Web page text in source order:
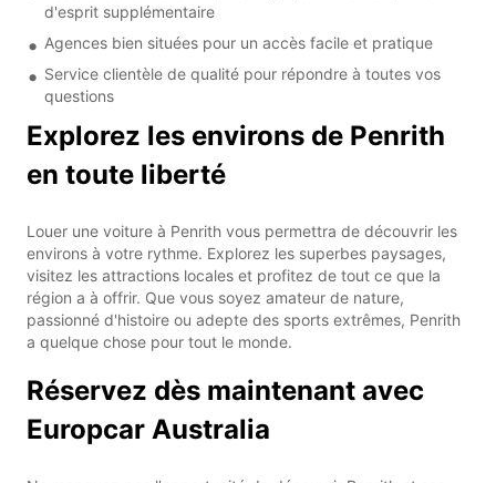
d'esprit supplémentaire
Agences bien situées pour un accès facile et pratique
Service clientèle de qualité pour répondre à toutes vos
questions
Explorez les environs de Penrith
en toute liberté
Louer une voiture à Penrith vous permettra de découvrir les
environs à votre rythme. Explorez les superbes paysages,
visitez les attractions locales et profitez de tout ce que la
région a à offrir. Que vous soyez amateur de nature,
passionné d'histoire ou adepte des sports extrêmes, Penrith
a quelque chose pour tout le monde.
Réservez dès maintenant avec
Europcar Australia